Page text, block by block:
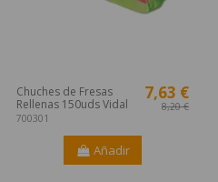
Chuches de Fresas
Rellenas 150uds Vidal
700301
7,63 €
8,20 €
Añadir